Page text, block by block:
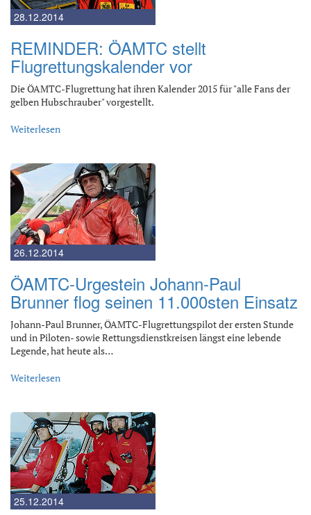
28.12.2014
REMINDER: ÖAMTC stellt
Flugrettungskalender vor
Die ÖAMTC-Flugrettung hat ihren Kalender 2015 für "alle Fans der
gelben Hubschrauber" vorgestellt.
Weiterlesen
26.12.2014
ÖAMTC-Urgestein Johann-Paul
Brunner flog seinen 11.000sten Einsatz
Johann-Paul Brunner, ÖAMTC-Flugrettungspilot der ersten Stunde
und in Piloten- sowie Rettungsdienstkreisen längst eine lebende
Legende, hat heute als…
Weiterlesen
25.12.2014